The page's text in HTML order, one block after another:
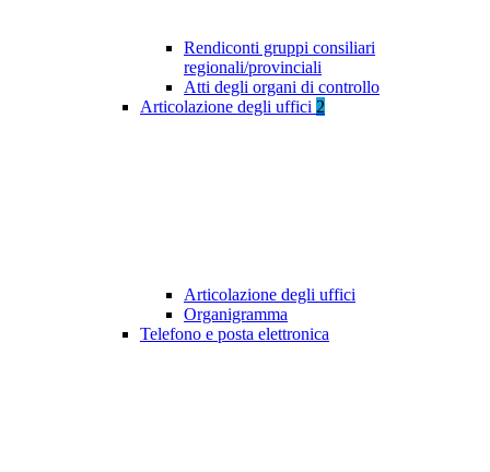
Rendiconti gruppi consiliari
regionali/provinciali
Atti degli organi di controllo
Articolazione degli uffici 2
Articolazione degli uffici
Organigramma
Telefono e posta elettronica